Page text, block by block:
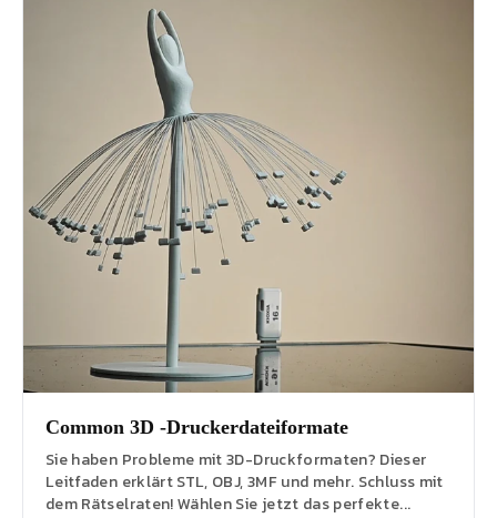
Common 3D -Druckerdateiformate
Sie haben Probleme mit 3D-Druckformaten? Dieser
Leitfaden erklärt STL, OBJ, 3MF und mehr. Schluss mit
dem Rätselraten! Wählen Sie jetzt das perfekte...